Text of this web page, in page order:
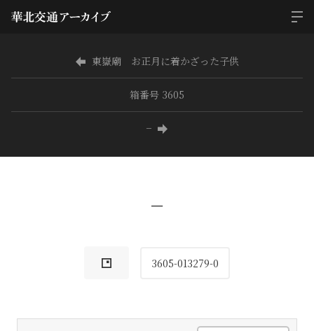
東嶽廟 お正月に着かざった子供
箱番号 3605
−
−
3605-013279-0